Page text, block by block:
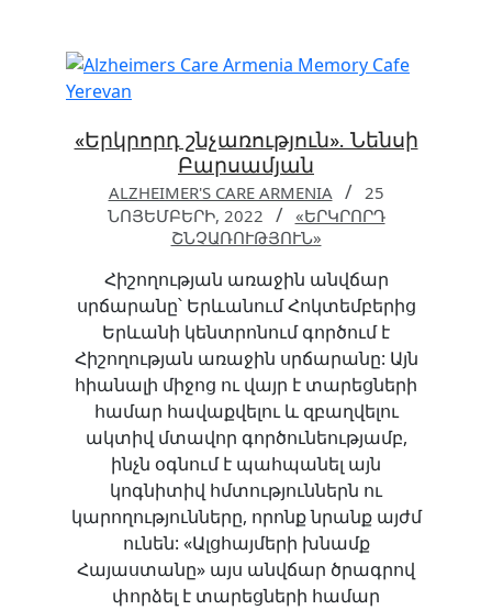
«Երկրորդ շնչառություն». Նենսի
Բարսամյան
ALZHEIMER'S CARE ARMENIA
25
ՆՈՅԵՄԲԵՐԻ, 2022
«ԵՐԿՐՈՐԴ
ՇՆՉԱՌՈՒԹՅՈՒՆ»
Հիշողության առաջին անվճար
սրճարանը՝ Երևանում Հոկտեմբերից
Երևանի կենտրոնում գործում է
Հիշողության առաջին սրճարանը: Այն
հիանալի միջոց ու վայր է տարեցների
համար հավաքվելու և զբաղվելու
ակտիվ մտավոր գործունեությամբ,
ինչն օգնում է պահպանել այն
կոգնիտիվ հմտություններն ու
կարողությունները, որոնք նրանք այժմ
ունեն: «Ալցհայմերի խնամք
Հայաստանը» այս անվճար ծրագրով
փորձել է տարեցների համար